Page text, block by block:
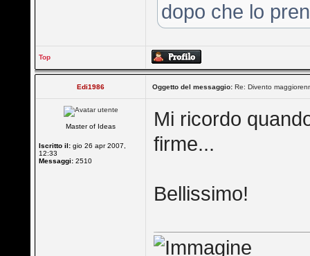
dopo che lo
Top
Edi1986 Oggetto del messaggio: Re: Divento
Master of Ideas
Iscritto il: gio 26 apr 2007,
12:33
Messaggi: 2510
Mi ricordo
firme...
Bellissimo!